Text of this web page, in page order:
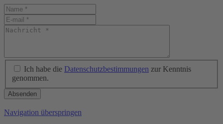
Ich habe die Datenschutzbestimmungen zur Kenntnis
genommen.
Absenden
Navigation überspringen